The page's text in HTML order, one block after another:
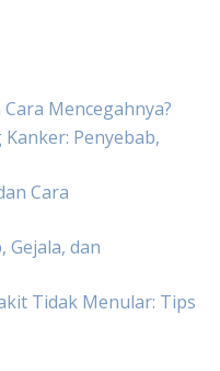
Mencegahnya?
Penyebab,
Cara
Gejala, dan
Tidak Menular: Tips